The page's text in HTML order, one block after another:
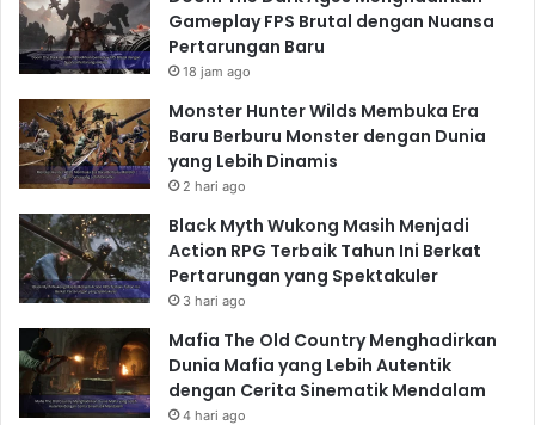
Gameplay FPS Brutal dengan Nuansa
Pertarungan Baru
18 jam ago
Monster Hunter Wilds Membuka Era
Baru Berburu Monster dengan Dunia
yang Lebih Dinamis
2 hari ago
Black Myth Wukong Masih Menjadi
Action RPG Terbaik Tahun Ini Berkat
Pertarungan yang Spektakuler
3 hari ago
Mafia The Old Country Menghadirkan
Dunia Mafia yang Lebih Autentik
dengan Cerita Sinematik Mendalam
4 hari ago